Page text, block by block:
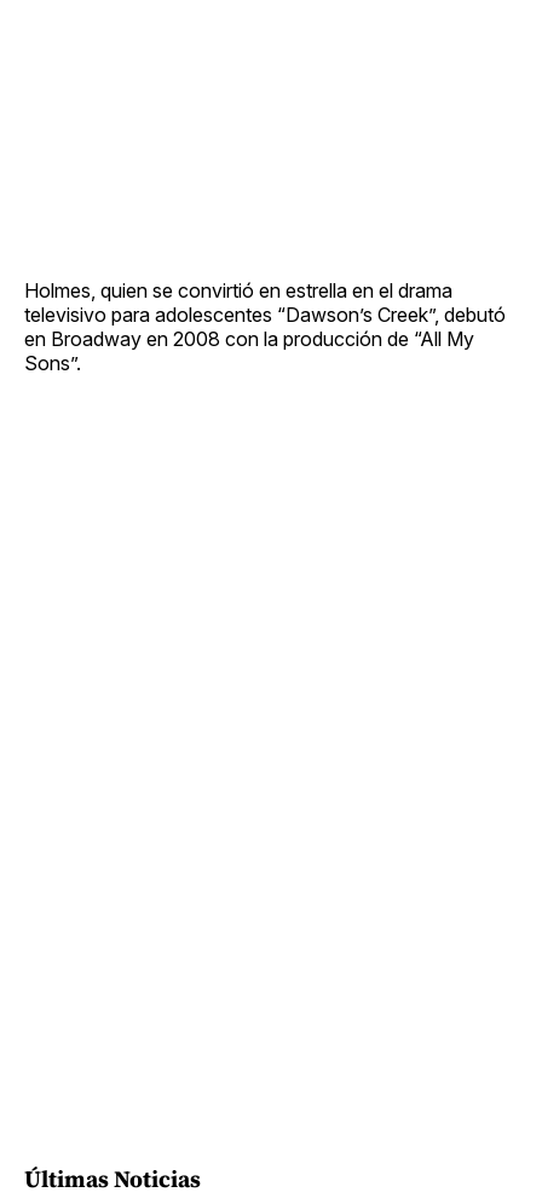
Holmes, quien se convirtió en estrella en el drama
televisivo para adolescentes “Dawson’s Creek”, debutó
en Broadway en 2008 con la producción de “All My
Sons”.
Últimas Noticias